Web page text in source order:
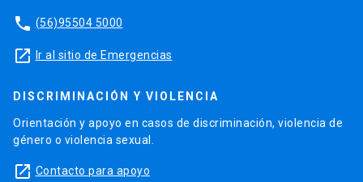
phone (56)95504 5000
launch Ir al sitio de Emergencias
DISCRIMINACIÓN Y VIOLENCIA
Orientación y apoyo en casos de discriminación, violencia de
género o violencia sexual.
launch Contacto para apoyo